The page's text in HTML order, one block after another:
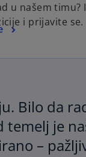
e
n
i
n
e
w
t
u našem timu?
i prijavite se.
Bilo da
je
–